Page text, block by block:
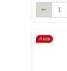
Akce